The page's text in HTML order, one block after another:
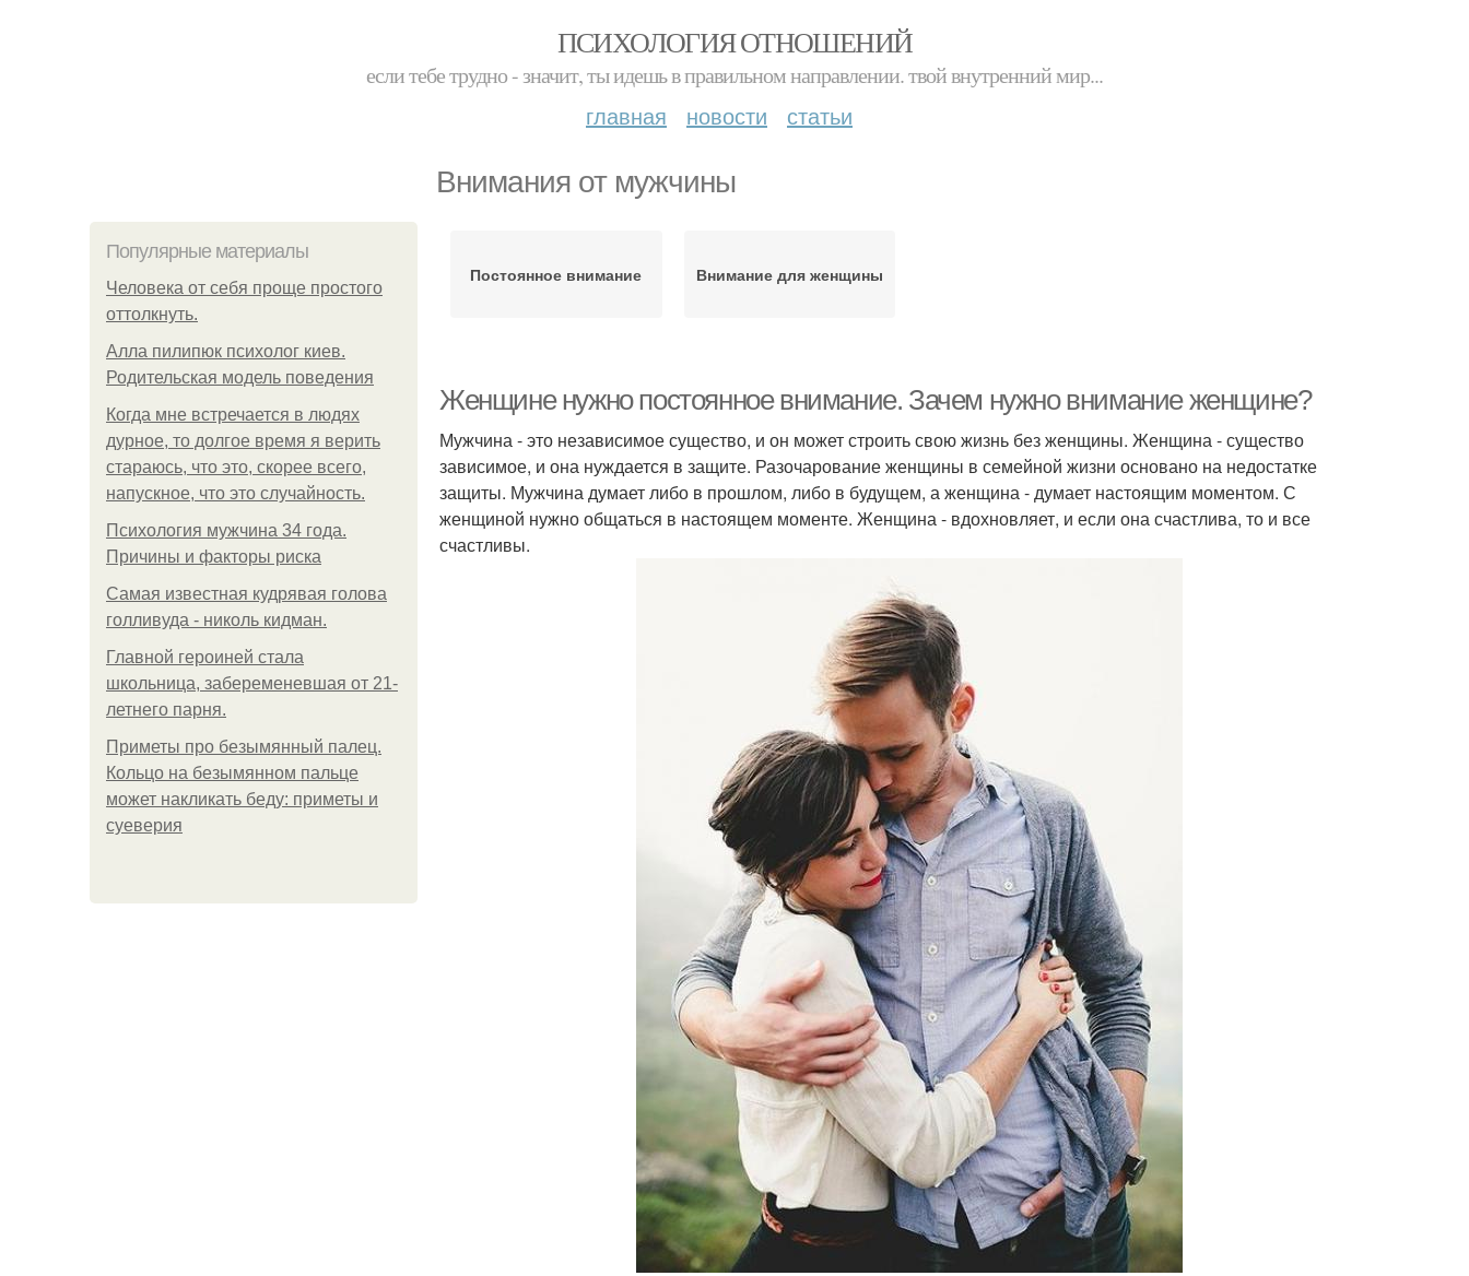
ПСИХОЛОГИЯ ОТНОШЕНИЙ
если тебе трудно - значит, ты идешь в правильном направлении. твой внутренний мир...
главная новости статьи
Внимания от мужчины
Популярные материалы
Человека от себя проще простого
оттолкнуть.
Алла пилипюк психолог киев.
Родительская модель поведения
Когда мне встречается в людях
дурное, то долгое время я верить
стараюсь, что это, скорее всего,
напускное, что это случайность.
Психология мужчина 34 года.
Причины и факторы риска
Самая известная кудрявая голова
голливуда - николь кидман.
Главной героиней стала
школьница, забеременевшая от 21-
летнего парня.
Приметы про безымянный палец.
Кольцо на безымянном пальце
может накликать беду: приметы и
суеверия
Постоянное внимание Внимание для женщины
Женщине нужно постоянное внимание. Зачем нужно внимание женщине?
Мужчина - это независимое существо, и он может строить свою жизнь без женщины. Женщина - существо
зависимое, и она нуждается в защите. Разочарование женщины в семейной жизни основано на недостатке
защиты. Мужчина думает либо в прошлом, либо в будущем, а женщина - думает настоящим моментом. С
женщиной нужно общаться в настоящем моменте. Женщина - вдохновляет, и если она счастлива, то и все
счастливы.